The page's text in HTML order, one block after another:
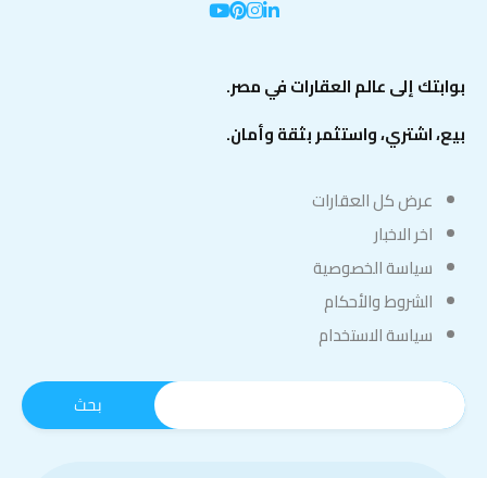
بوابتك إلى عالم العقارات في مصر.
بيع، اشتري، واستثمر بثقة وأمان.
عرض كل العقارات
اخر الاخبار
سياسة الخصوصية
الشروط والأحكام
سياسة الاستخدام